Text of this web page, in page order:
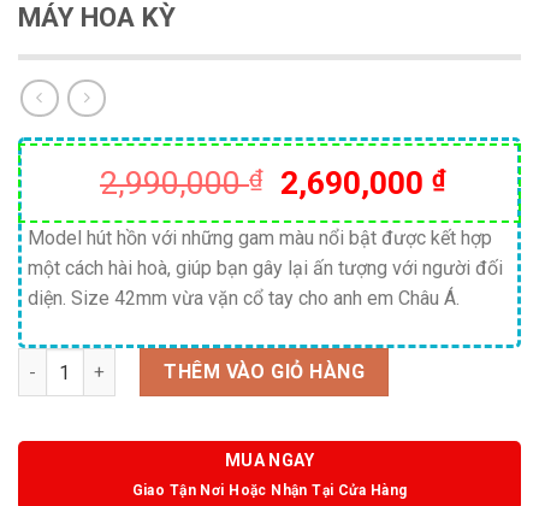
MÁY HOA KỲ
2,990,000₫
Giá
gốc
là:
2,990,000 ₫.
2,690,000 ₫Giá
hiện
tại
là:
Model hút hồn với những gam màu nổi bật được kết hợp
một cách hài hoà, giúp bạn gây lại ấn tượng với người đối
diện. Size 42mm vừa vặn cổ tay cho anh em Châu Á.
Số lượng THÊM VÀO GIỎ HÀNG
MUA NGAY
Giao Tận Nơi Hoặc Nhận Tại Cửa Hàng